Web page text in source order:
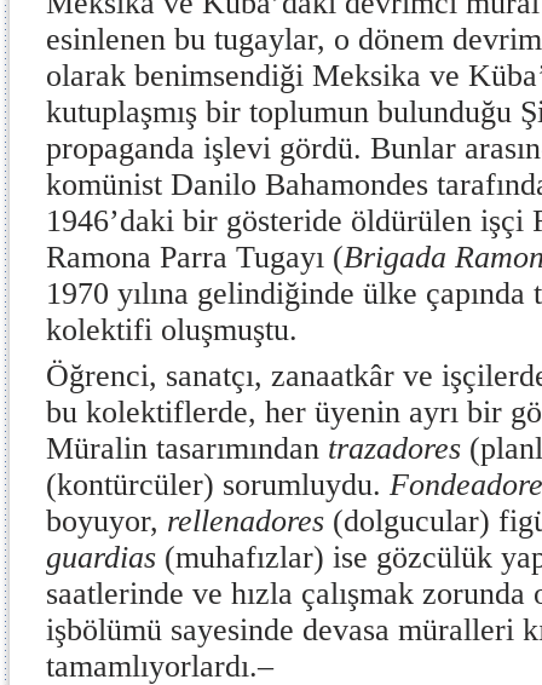
esinlenen bu tugaylar, o dönem
olarak benimsendiği Meksika ve
kutuplaşmış bir toplumun bulunduğu
propaganda işlevi gördü. Bunlar
komünist Danilo Bahamondes
1946’daki bir gösteride öldürülen işçi
Ramona Parra Tugayı (Brigada
1970 yılına gelindiğinde ülke çapında
kolektifi oluşmuştu.
Öğrenci, sanatçı, zanaatkâr ve
bu kolektiflerde, her üyenin ayrı bir
Müralin tasarımından trazadores
(kontürcüler) sorumluydu.
boyuyor, rellenadores (dolgucular)
guardias (muhafızlar) ise gözcülük
saatlerinde ve hızla çalışmak
işbölümü sayesinde devasa müralleri
tamamlıyorlardı.–